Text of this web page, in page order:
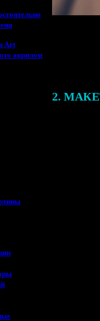
Art
акрилом
тип
2.
фото в